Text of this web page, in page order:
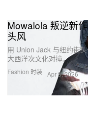
Fashion 时装
Mowalola 叛逆新
头风
用 Union Jack 与纽约街
大西洋次文化对撞。
Apr 8, 2026